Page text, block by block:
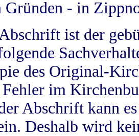
- in
ist der
des Original-
im
Abschrift kann
Deshalb wird